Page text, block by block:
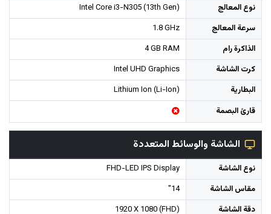
نوع المعالج
Intel Core i3-N305 (13th Gen)
سرعة المعالج
1.8 GHz
الذاكرة رام
4 GB RAM
كرت الشاشة
Intel UHD Graphics
البطارية
Lithium Ion (Li-Ion)
قارئ البصمة
الشاشة والوسائط المتعددة
نوع الشاشة
FHD-LED IPS Display
مقاس الشاشة
14"
دقة الشاشة
1920 X 1080 (FHD)